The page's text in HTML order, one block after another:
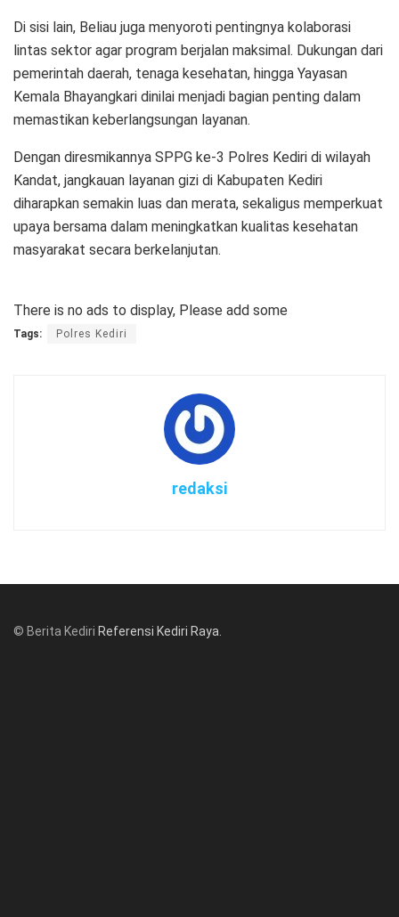
Di sisi lain, Beliau juga menyoroti pentingnya kolaborasi
lintas sektor agar program berjalan maksimal. Dukungan dari
pemerintah daerah, tenaga kesehatan, hingga Yayasan
Kemala Bhayangkari dinilai menjadi bagian penting dalam
memastikan keberlangsungan layanan.
Dengan diresmikannya SPPG ke-3 Polres Kediri di wilayah
Kandat, jangkauan layanan gizi di Kabupaten Kediri
diharapkan semakin luas dan merata, sekaligus memperkuat
upaya bersama dalam meningkatkan kualitas kesehatan
masyarakat secara berkelanjutan.
There is no ads to display, Please add some
Tags: Polres Kediri
redaksi
© Berita Kediri Referensi Kediri Raya.